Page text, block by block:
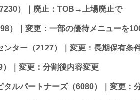
）｜廃止：TOB→上場廃止で
）｜変更：一部の優待メニューを
ンター（2127）｜変更：長期保有条
）｜変更：分割後内容変更
タルパートナーズ（6080）｜変更：